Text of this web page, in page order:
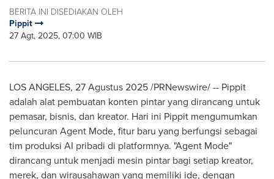
BERITA INI DISEDIAKAN OLEH
Pippit
27 Agt, 2025, 07:00 WIB
LOS ANGELES, 27 Agustus 2025/PRNewswire/ -- Pippit
adalah alat pembuatan konten pintar yang dirancang untuk
pemasar, bisnis, dan kreator. Hari ini Pippit mengumumkan
peluncuran Agent Mode, fitur baru yang berfungsi sebagai
tim produksi AI pribadi di platformnya. "Agent Mode"
dirancang untuk menjadi mesin pintar bagi setiap kreator,
merek, dan wirausahawan yang memiliki ide, dengan